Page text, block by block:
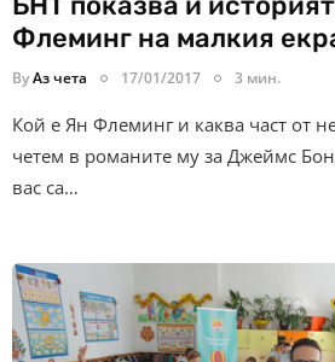
Флеминг на малкия
ByАз чета 17/01/2017 3 мин.
Кой е Ян Флеминг и каква част от
четем в романите му за Джеймс
вас са…